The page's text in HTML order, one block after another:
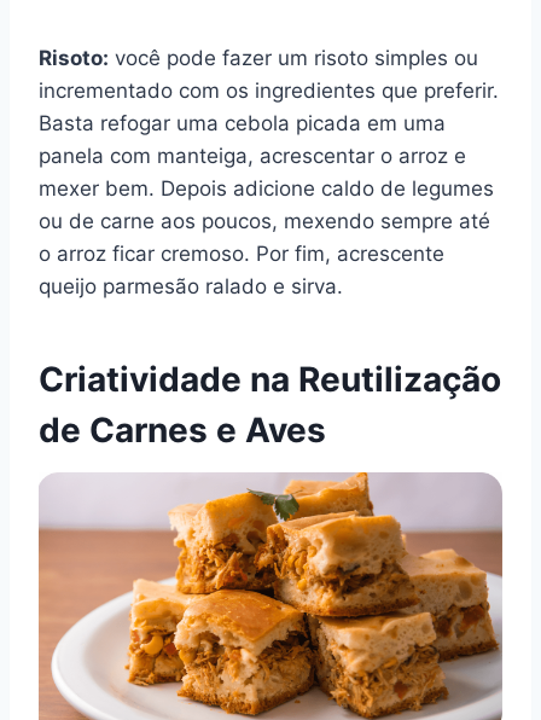
Risoto: você pode fazer um risoto simples ou
incrementado com os ingredientes que preferir.
Basta refogar uma cebola picada em uma
panela com manteiga, acrescentar o arroz e
mexer bem. Depois adicione caldo de legumes
ou de carne aos poucos, mexendo sempre até
o arroz ficar cremoso. Por fim, acrescente
queijo parmesão ralado e sirva.
Criatividade na Reutilização
de Carnes e Aves